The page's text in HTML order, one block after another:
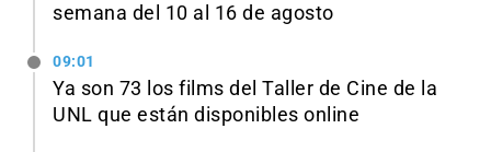
semana del 10 al 16 de agosto
09:01
Ya son 73 los films del Taller de Cine de la
UNL que están disponibles online